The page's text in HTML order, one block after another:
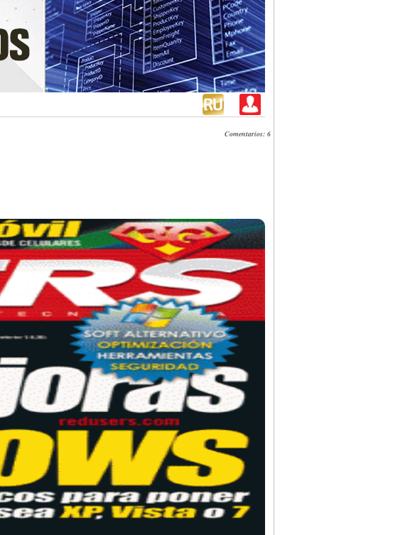
Comentarios: 6